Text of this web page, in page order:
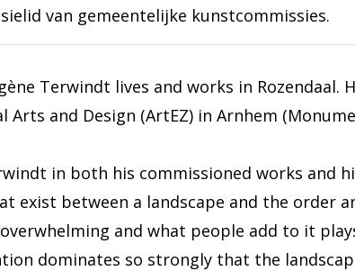
van gemeentelijke kunstcommissies.
Terwindt lives and works in Rozendaal.
Arts and Design (ArtEZ) in Arnhem
in both his commissioned works and
exist between a landscape and the order
and what people add to it
dominates so strongly that the